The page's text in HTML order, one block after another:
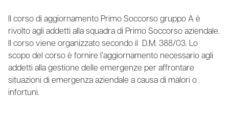
Il corso di aggiornamento Primo Soccorso gruppo A è
rivolto agli addetti alla squadra di Primo Soccorso aziendale.
Il corso viene organizzato secondo il D.M. 388/03. Lo
scopo del corso è fornire l’aggiornamento necessario agli
addetti alla gestione delle emergenze per affrontare
situazioni di emergenza aziendale a causa di malori o
infortuni.